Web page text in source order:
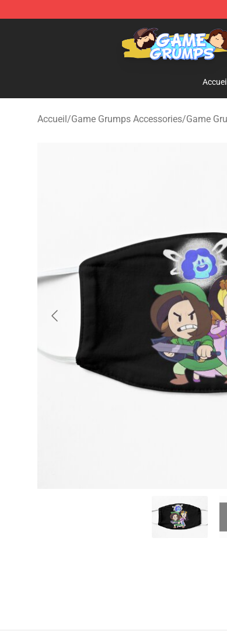
Game Grumps Shop - Official Game Grumps
Accueil
Accueil/Game Grumps Accessories/Game